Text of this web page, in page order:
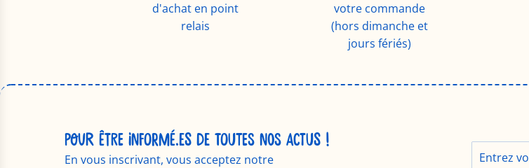
d'achat en point
relais
votre commande
(hors dimanche et
jours fériés)
POUR ÊTRE INFORMÉ.ES DE TOUTES NOS ACTUS !
En vous inscrivant, vous acceptez notre